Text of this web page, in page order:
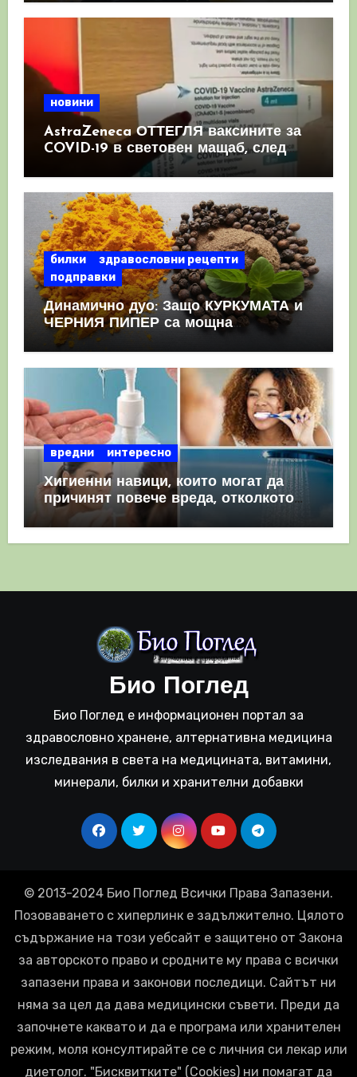
новини
AstraZeneca ОТТЕГЛЯ ваксините за
COVID-19 в световен мащаб, след
като призна, че те причиняват
билки
здравословни рецепти
подправки
Динамично дуо: Защо КУРКУМАТА и
ЧЕРНИЯ ПИПЕР са мощна
комбинация
вредни интересно
Хигиенни навици, които могат да
причинят повече вреда, отколкото
полза
Био Поглед
Био Поглед е информационен портал за
здравословно хранене, алтернативна медицина
изследвания в света на медицината, витамини,
минерали, билки и хранителни добавки
© 2013-2024 Био Поглед Всички Права Запазени.
Позоваването с хиперлинк е задължително. Цялото
съдържание на този уебсайт е защитено от Закона
за авторското право и сродните му права с всички
запазени права и законови последици. Сайтът ни
няма за цел да дава медицински съвети. Преди да
започнете каквато и да е програма или хранителен
режим, моля консултирайте се с личния си лекар или
диетолог. "Бисквитките" (Cookies) ни помагат да